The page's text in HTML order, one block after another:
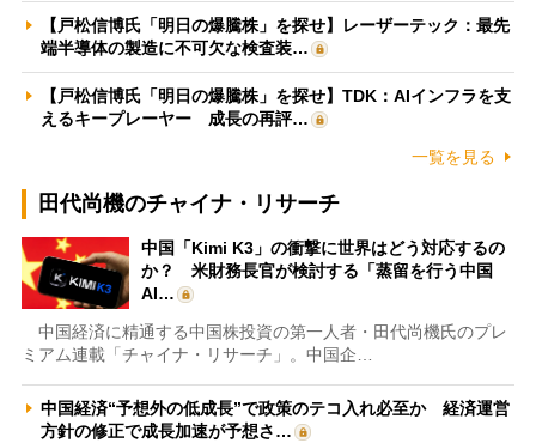
【戸松信博氏「明日の爆騰株」を探せ】レーザーテック：最先
端半導体の製造に不可欠な検査装…
【戸松信博氏「明日の爆騰株」を探せ】TDK：AIインフラを支
えるキープレーヤー 成長の再評…
一覧を見る
田代尚機のチャイナ・リサーチ
中国「Kimi K3」の衝撃に世界はどう対応するの
か？ 米財務長官が検討する「蒸留を行う中国
AI…
中国経済に精通する中国株投資の第一人者・田代尚機氏のプレ
ミアム連載「チャイナ・リサーチ」。中国企…
中国経済“予想外の低成長”で政策のテコ入れ必至か 経済運営
方針の修正で成長加速が予想さ…